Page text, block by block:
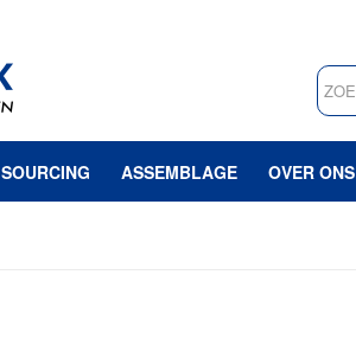
SOURCING ASSEMBLAGE OVER ONS